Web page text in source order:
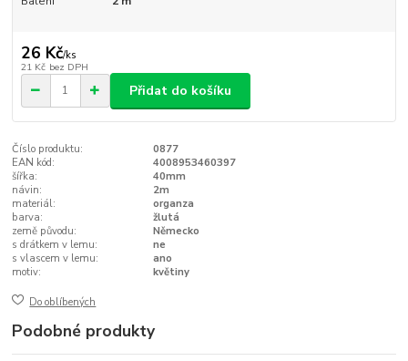
26 Kč/ks
21 Kč bez DPH
Přidat do košíku
Číslo produktu:
0877
EAN kód:
4008953460397
šířka:
40mm
návin:
2m
materiál:
organza
barva:
žlutá
země původu:
Německo
s drátkem v lemu:
ne
s vlascem v lemu:
ano
motiv:
květiny
Do oblíbených
Podobné produkty